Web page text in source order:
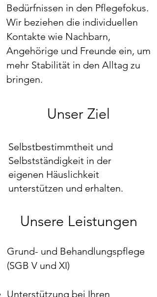
Bedürfnissen in den Pflegefokus.
Wir beziehen die individuellen
Kontakte wie Nachbarn,
Angehörige und Freunde ein, um
mehr Stabilität in den Alltag zu
bringen.
Unser Ziel
Selbstbestimmtheit und
Selbstständigkeit in der
eigenen Häuslichkeit
unterstützen und erhalten.
Unsere Leistungen
Grund- und Behandlungspflege
(SGB V und XI)
Unterstützung bei Ihren